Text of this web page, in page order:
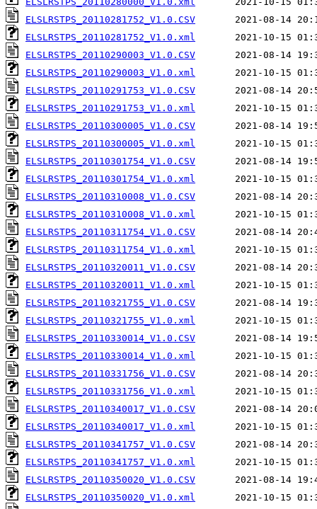
ELSLRSTPS_20110281752_V1.0.CSV
ELSLRSTPS_20110281752_V1.0.xml
ELSLRSTPS_20110290003_V1.0.CSV
ELSLRSTPS_20110290003_V1.0.xml
ELSLRSTPS_20110291753_V1.0.CSV
ELSLRSTPS_20110291753_V1.0.xml
ELSLRSTPS_20110300005_V1.0.CSV
ELSLRSTPS_20110300005_V1.0.xml
ELSLRSTPS_20110301754_V1.0.CSV
ELSLRSTPS_20110301754_V1.0.xml
ELSLRSTPS_20110310008_V1.0.CSV
ELSLRSTPS_20110310008_V1.0.xml
ELSLRSTPS_20110311754_V1.0.CSV
ELSLRSTPS_20110311754_V1.0.xml
ELSLRSTPS_20110320011_V1.0.CSV
ELSLRSTPS_20110320011_V1.0.xml
ELSLRSTPS_20110321755_V1.0.CSV
ELSLRSTPS_20110321755_V1.0.xml
ELSLRSTPS_20110330014_V1.0.CSV
ELSLRSTPS_20110330014_V1.0.xml
ELSLRSTPS_20110331756_V1.0.CSV
ELSLRSTPS_20110331756_V1.0.xml
ELSLRSTPS_20110340017_V1.0.CSV
ELSLRSTPS_20110340017_V1.0.xml
ELSLRSTPS_20110341757_V1.0.CSV
ELSLRSTPS_20110341757_V1.0.xml
ELSLRSTPS_20110350020_V1.0.CSV
ELSLRSTPS_20110350020_V1.0.xml